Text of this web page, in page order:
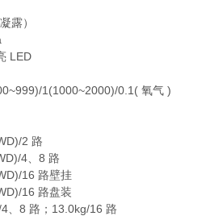
露）
LED
1(1000~2000)/0.1( 氧气 )
2 路
4、8 路
16 路壁挂
16 路盘装
、8 路；13.0kg/16 路